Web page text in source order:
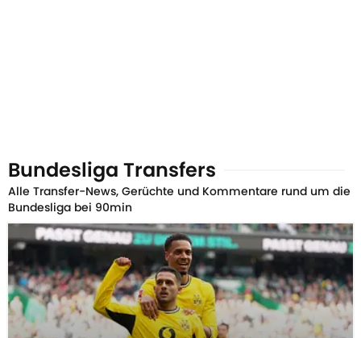
Bundesliga Transfers
Alle Transfer-News, Gerüchte und Kommentare rund um die
Bundesliga bei 90min